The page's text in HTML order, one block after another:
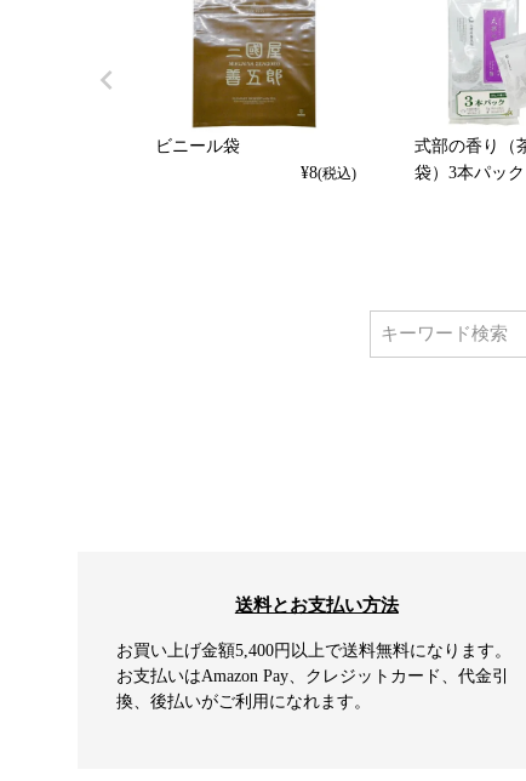
ビニール袋
¥8(税込)
式部の香り（
袋）3本パック
送料とお支払い方法
お買い上げ金額5,400円以上で送料無料になります。
お支払いはAmazon Pay、クレジットカード、代金引
換、後払いがご利用になれます。